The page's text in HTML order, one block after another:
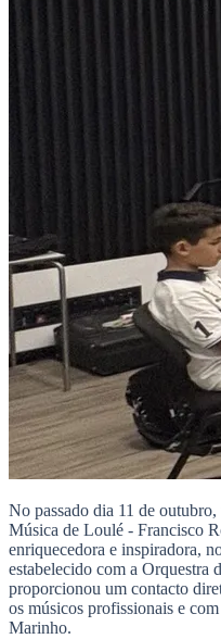
No passado dia 11 de
Música de Loulé - Francisco
enriquecedora e inspiradora,
estabelecido com a Orquestra
proporcionou um contacto
os músicos profissionais e
Marinho.